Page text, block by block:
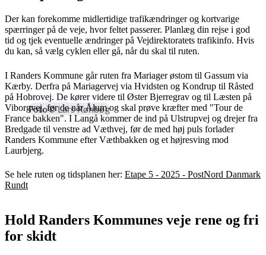
Foto© Lars Rønbøg
Der kan forekomme midlertidige trafikændringer og kortvarige
spærringer på de veje, hvor feltet passerer. Planlæg din rejse i god
tid og tjek eventuelle ændringer på Vejdirektoratets trafikinfo. Hvis
du kan, så vælg cyklen eller gå, når du skal til ruten.
I Randers Kommune går ruten fra Mariager østom til Gassum via
Kærby. Derfra på Mariagervej via Hvidsten og Kondrup til Råsted
på Hobrovej. De kører videre til Øster Bjerregrav og til Læsten på
Viborgvej, før de når Ålum og skal prøve kræfter med "Tour de
France bakken". I Langå kommer de ind på Ulstrupvej og drejer fra
Bredgade til venstre ad Væthvej, før de med høj puls forlader
Randers Kommune efter Væthbakken og et højresving mod
Laurbjerg.
Se hele ruten og tidsplanen her: Etape 5 - 2025 - PostNord Danmark
Rundt
Hold Randers Kommunes veje rene og fri
for skidt